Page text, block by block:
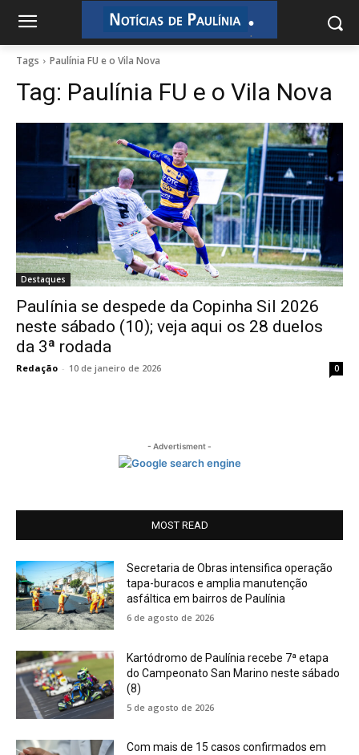
.
.
Tags Paulínia FU e o Vila Nova
Tag: Paulínia FU e o Vila Nova
Destaques
Paulínia se despede da Copinha Sil 2026
neste sábado (10); veja aqui os 28 duelos
da 3ª rodada
Redação - 10 de janeiro de 2026 0
- Advertisment -
MOST READ
Secretaria de Obras intensifica operação
tapa-buracos e amplia manutenção
asfáltica em bairros de Paulínia
6 de agosto de 2026
Kartódromo de Paulínia recebe 7ª etapa
do Campeonato San Marino neste sábado
(8)
5 de agosto de 2026
Com mais de 15 casos confirmados em